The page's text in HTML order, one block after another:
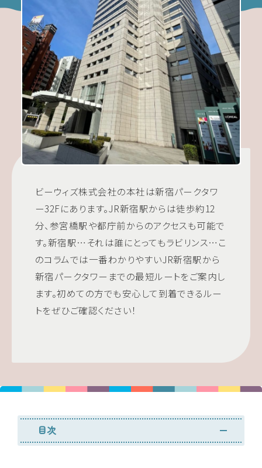
ビーウィズ株式会社の本社は新宿パークタワ
ー32Fにあります。JR新宿駅からは徒歩約12
分、参宮橋駅や都庁前からのアクセスも可能で
す。新宿駅…それは誰にとってもラビリンス…こ
のコラムでは一番わかりやすいJR新宿駅から
新宿パークタワーまでの最短ルートをご案内し
ます。初めての方でも安心して到着できるルー
トをぜひご確認ください！
目次